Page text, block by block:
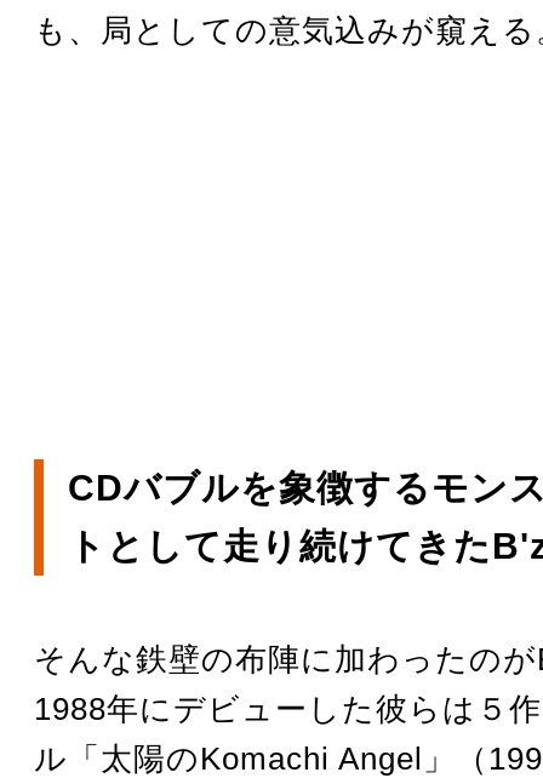
も、局としての意気込みが窺える
CDバブルを象徴するモン
トとして走り続けてきた
そんな鉄壁の布陣に加わったの
1988年にデビューした彼らは５
ル「太陽のKomachi Angel」（